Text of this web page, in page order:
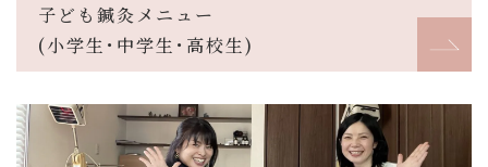
子ども鍼灸メニュー
(小学生･中学生･高校生)